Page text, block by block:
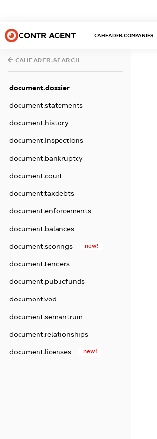
CONTR AGENT CAHEADER.COMPANIES
CAHEADER.SEARCH
document.dossier
document.statements
document.history
document.inspections
document.bankruptcy
document.court
document.taxdebts
document.enforcements
document.balances
document.scorings new!
document.tenders
document.publicfunds
document.ved
document.semantrum
document.relationships
document.licenses new!